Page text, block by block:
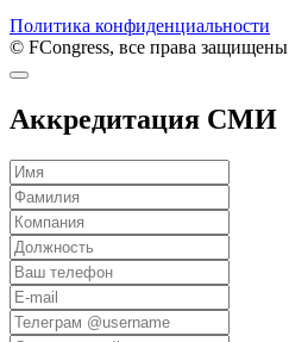
Политика конфиденциальности
© FCongress, все права защищены
Аккредитация СМИ